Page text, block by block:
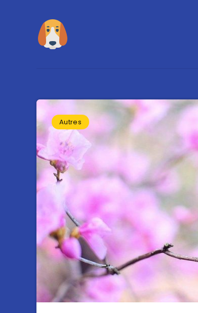
Autres